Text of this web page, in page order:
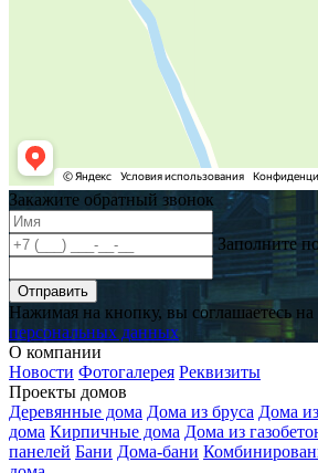
Закажите обратный звонок
Заполните
Отправить
Нажимая на кнопку, вы соглашаетесь на
персональных данных
О компании
Новости Фотогалерея Реквизиты
Проекты домов
Деревянные дома Дома из бруса Дома
дома Кирпичные дома Дома из
панелей Бани Дома-бани